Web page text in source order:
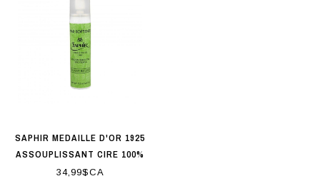
SAPHIR MEDAILLE D'OR 1925
ASSOUPLISSANT CIRE 100%
VÉGÉTAL 75ML
34,99$CA